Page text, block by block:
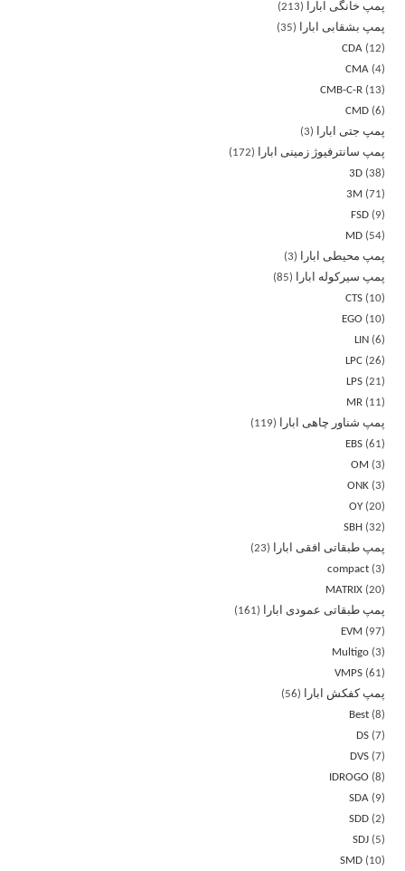
پمپ خانگی ابارا
213
پمپ بشقابی ابارا
35
CDA
12
CMA 4
CMB-C-R
13
CMD 6
پمپ جتی ابارا
3
پمپ سانترفیوژ زمینی ابارا
172
3D 38
3M
71
FSD
9
MD
54
پمپ محیطی ابارا
3
پمپ سیرکوله ابارا
85
CTS
10
EGO
10
LIN
6
LPC 26
LPS 21
MR
11
پمپ شناور چاهی ابارا
119
EBS 61
OM
3
ONK 3
OY 20
SBH
32
پمپ طبقاتی افقی ابارا
23
compact 3
MATRIX 20
پمپ طبقاتی عمودی ابارا
161
EVM
97
Multigo 3
VMPS 61
پمپ کفکش ابارا
56
Best 8
DS 7
DVS 7
IDROGO
8
SDA
9
SDD 2
SDJ
5
SMD
10